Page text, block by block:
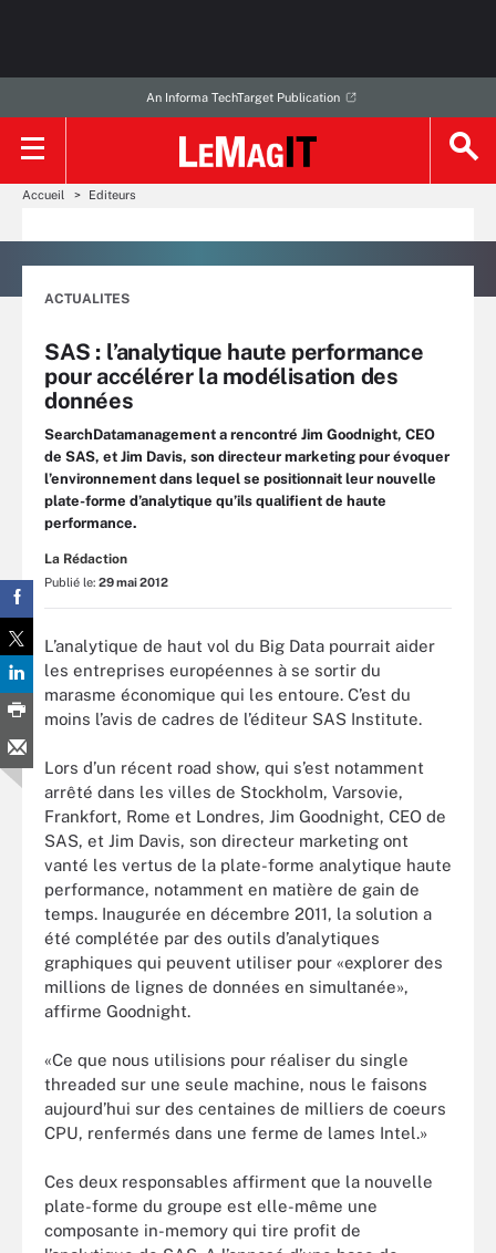
An Informa TechTarget Publication
Accueil Editeurs
ACTUALITES
SAS : l’analytique haute performance
pour accélérer la modélisation des
données
SearchDatamanagement a rencontré Jim Goodnight, CEO
de SAS, et Jim Davis, son directeur marketing pour évoquer
l’environnement dans lequel se positionnait leur nouvelle
plate-forme d’analytique qu’ils qualifient de haute
performance.
La Rédaction
Publié le: 29 mai 2012
L’analytique de haut vol du Big Data pourrait aider
les entreprises européennes à se sortir du
marasme économique qui les entoure. C’est du
moins l’avis de cadres de l’éditeur SAS Institute.
Lors d’un récent road show, qui s’est notamment
arrêté dans les villes de Stockholm, Varsovie,
Frankfort, Rome et Londres, Jim Goodnight, CEO de
SAS, et Jim Davis, son directeur marketing ont
vanté les vertus de la plate-forme analytique haute
performance, notamment en matière de gain de
temps. Inaugurée en décembre 2011, la solution a
été complétée par des outils d’analytiques
graphiques qui peuvent utiliser pour «explorer des
millions de lignes de données en simultanée»,
affirme Goodnight.
«Ce que nous utilisions pour réaliser du single
threaded sur une seule machine, nous le faisons
aujourd’hui sur des centaines de milliers de coeurs
CPU, renfermés dans une ferme de lames Intel.»
Ces deux responsables affirment que la nouvelle
plate-forme du groupe est elle-même une
composante in-memory qui tire profit de